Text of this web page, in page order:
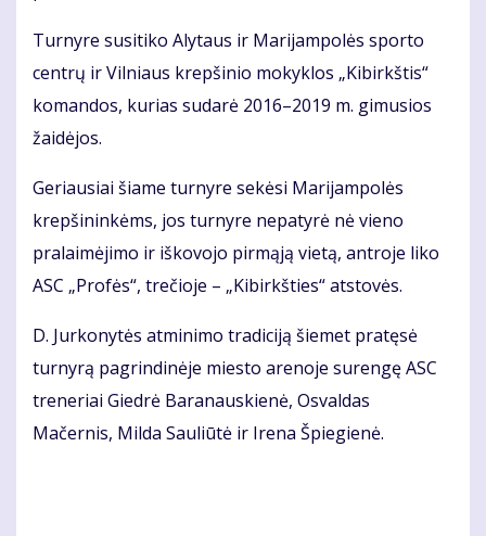
Turnyre susitiko Alytaus ir Marijampolės sporto
centrų ir Vilniaus krepšinio mokyklos „Kibirkštis“
komandos, kurias sudarė 2016–2019 m. gimusios
žaidėjos.
Geriausiai šiame turnyre sekėsi Marijampolės
krepšininkėms, jos turnyre nepatyrė nė vieno
pralaimėjimo ir iškovojo pirmąją vietą, antroje liko
ASC „Profės“, trečioje – „Kibirkšties“ atstovės.
D. Jurkonytės atminimo tradiciją šiemet pratęsė
turnyrą pagrindinėje miesto arenoje surengę ASC
treneriai Giedrė Baranauskienė, Osvaldas
Mačernis, Milda Sauliūtė ir Irena Špiegienė.